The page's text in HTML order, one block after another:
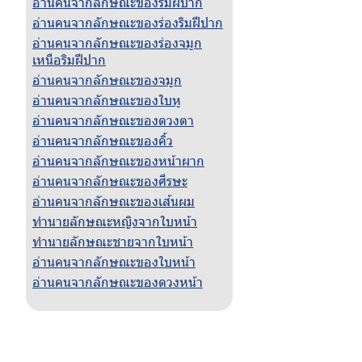
อ่านคนจากลักษณะของร่องริมฝีปาก
อ่านคนจากลักษณะของร่องจมูก
เหนือริมฝีปาก
อ่านคนจากลักษณะของจมูก
อ่านคนจากลักษณะของใบหู
อ่านคนจากลักษณะของดวงตา
อ่านคนจากลักษณะของคิ้ว
อ่านคนจากลักษณะของหน้าผาก
อ่านคนจากลักษณะของศีรษะ
อ่านคนจากลักษณะของเส้นผม
ทำนายลักษณะหญิงจากใบหน้า
ทำนายลักษณะชายจากใบหน้า
อ่านคนจากลักษณะของใบหน้า
อ่านคนจากลักษณะของดวงหน้า